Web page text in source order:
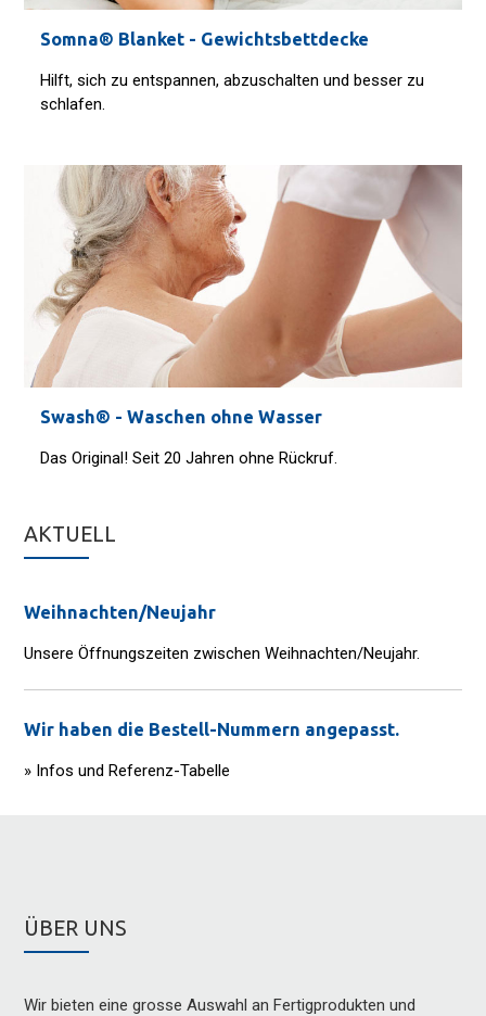
Somna® Blanket - Gewichtsbettdecke
Hilft, sich zu entspannen, abzuschalten und besser zu
schlafen.
Swash® - Waschen ohne Wasser
Das Original! Seit 20 Jahren ohne Rückruf.
AKTUELL
Weihnachten/Neujahr
Unsere Öffnungszeiten zwischen Weihnachten/Neujahr.
Wir haben die Bestell-Nummern angepasst.
» Infos und Referenz-Tabelle
ÜBER UNS
Wir bieten eine grosse Auswahl an Fertigprodukten und